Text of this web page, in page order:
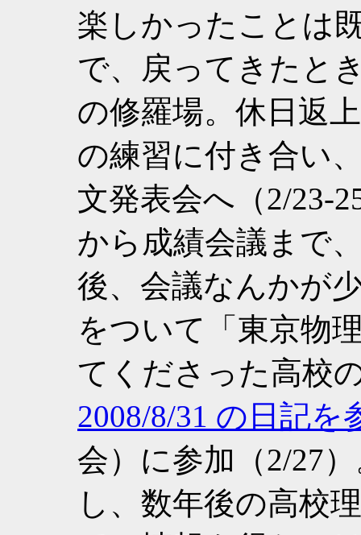
楽しかったことは
で、戻ってきたと
の修羅場。休日返
の練習に付き合い
文発表会へ（2/23-
から成績会議まで
後、会議なんかが
をついて「東京物
てくださった高校
2008/8/31 の日記を
会）に参加（2/27
し、数年後の高校